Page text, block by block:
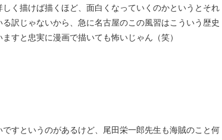
しく描けば描くほど、面白くなっていくのかというとそれ
訳じゃないから、急に名古屋のこの風習はこういう歴史
すと忠実に漫画で描いても怖いじゃん（笑）
すというのがあるけど、尾田栄一郎先生も海賊のこと何